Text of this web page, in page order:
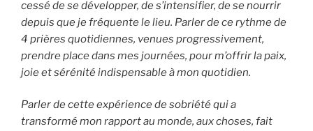
cessé de se développer, de s’intensifier, de se nourrir
depuis que je fréquente le lieu. Parler de ce rythme de
4 prières quotidiennes, venues progressivement,
prendre place dans mes journées, pour m’offrir la paix,
joie et sérénité indispensable à mon quotidien.
Parler de cette expérience de sobriété qui a
transformé mon rapport au monde, aux choses, fait